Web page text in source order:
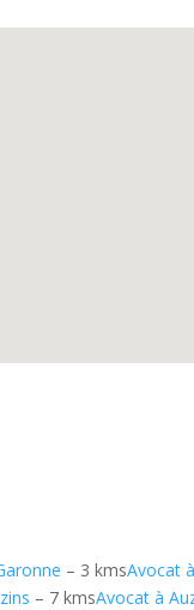
– 3 kmsAvocat
– 7 kmsAvocat à